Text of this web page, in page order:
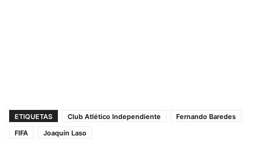
ETIQUETAS Club Atlético Independiente
Fernando Baredes
FIFA
Joaquín Laso